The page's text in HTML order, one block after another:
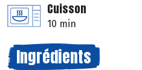
Cuisson
10 min
Ingrédients